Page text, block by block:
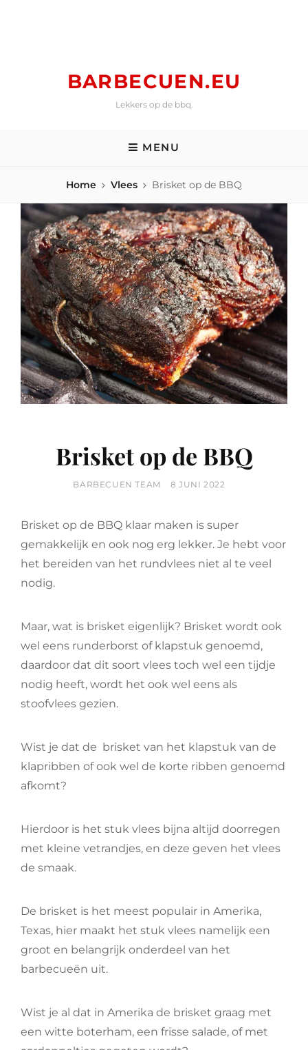
BARBECUEN.EU
Lekkers op de bbq.
MENU
Home Vlees Brisket op de BBQ
Brisket op de BBQ
BY
BARBECUEN TEAM
POSTED
8 JUNI 2022
Brisket op de BBQ klaar maken is super
gemakkelijk en ook nog erg lekker. Je hebt voor
het bereiden van het rundvlees niet al te veel
nodig.
Maar, wat is brisket eigenlijk? Brisket wordt ook
wel eens runderborst of klapstuk genoemd,
daardoor dat dit soort vlees toch wel een tijdje
nodig heeft, wordt het ook wel eens als
stoofvlees gezien.
Wist je dat de brisket van het klapstuk van de
klapribben of ook wel de korte ribben genoemd
afkomt?
Hierdoor is het stuk vlees bijna altijd doorregen
met kleine vetrandjes, en deze geven het vlees
de smaak.
De brisket is het meest populair in Amerika,
Texas, hier maakt het stuk vlees namelijk een
groot en belangrijk onderdeel van het
barbecueën uit.
Wist je al dat in Amerika de brisket graag met
een witte boterham, een frisse salade, of met